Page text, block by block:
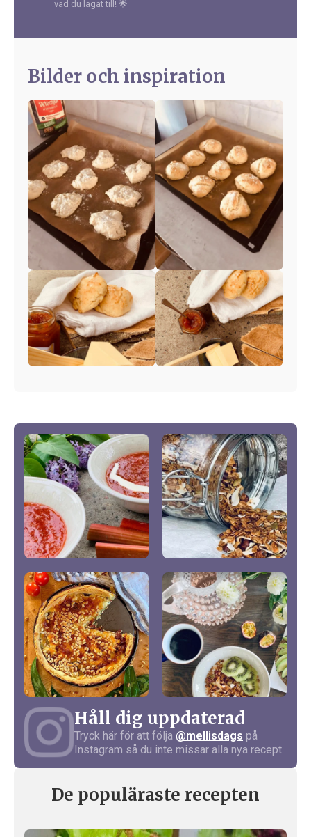
vad du lagat till! 🌟
Bilder och inspiration
Håll dig uppdaterad
Tryck här för att följa @mellisdags på
Instagram så du inte missar alla nya recept.
De populäraste recepten